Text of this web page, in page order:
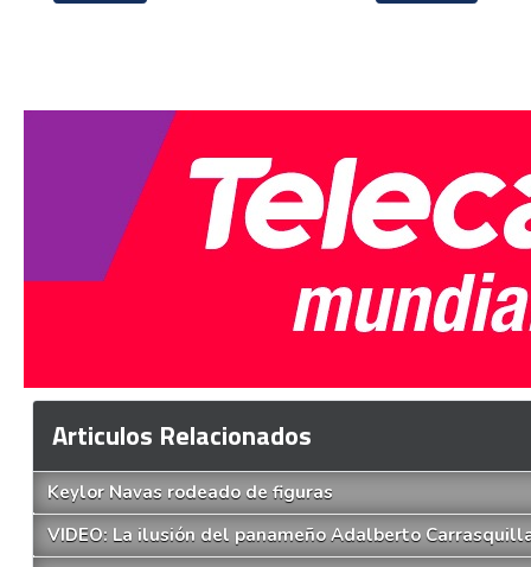
Articulos Relacionados
Keylor Navas rodeado de figuras
VIDEO: La ilusión del panameño Adalberto